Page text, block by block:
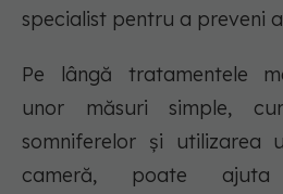
specialist pentru a preveni
Pe lângă tratamentele
unor măsuri simple,
somniferelor și utilizarea
cameră, poate